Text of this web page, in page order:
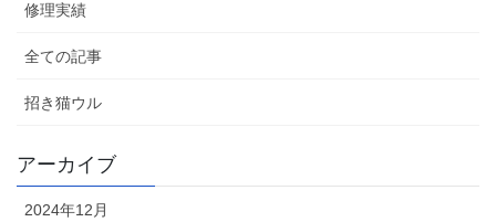
修理実績
全ての記事
招き猫ウル
アーカイブ
2024年12月